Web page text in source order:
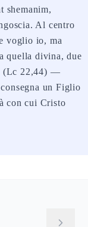
shemanim,
Al centro
voglio io, ma
quella divina, due
(Lc 22,44) —
un Figlio
con cui Cristo